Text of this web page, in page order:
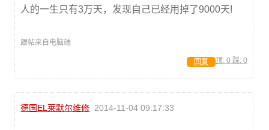
人的一生只有3万天，发现自己已经用掉了9000天!
跟帖来自电脑端
顶: 0 踩: 0
回复
德国EL莱默尔维修 2014-11-04 09:17:33